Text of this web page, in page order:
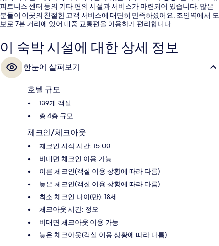
피트니스 센터 등의 기타 편의 시설과 서비스가 마련되어 있습니다. 많은
분들이 이곳의 친절한 고객 서비스에 대단히 만족하셨어요. 조안역에서 도
보로 7분 거리에 있어 대중 교통편을 이용하기 편리합니다.
이 숙박 시설에 대한 상세 정보
한눈에 살펴보기
호텔 규모
139개 객실
총 4층 규모
체크인/체크아웃
체크인 시작 시간: 15:00
비대면 체크인 이용 가능
이른 체크인(객실 이용 상황에 따라 다름)
늦은 체크인(객실 이용 상황에 따라 다름)
최소 체크인 나이(만): 18세
체크아웃 시간: 정오
비대면 체크아웃 이용 가능
늦은 체크아웃(객실 이용 상황에 따라 다름)